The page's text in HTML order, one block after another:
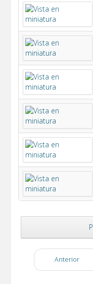
Anterior